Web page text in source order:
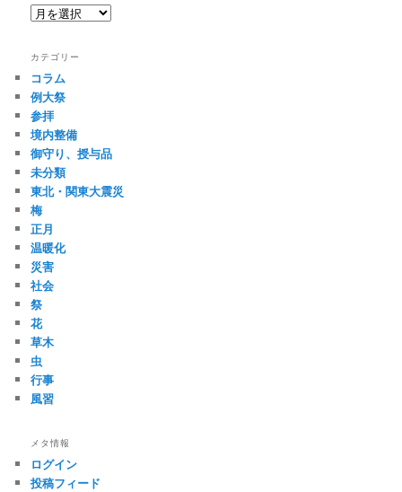
ア
イ
ブ
カテゴリー
コラム
例大祭
参拝
境内整備
御守り、授与品
未分類
東北・関東大震災
梅
正月
温暖化
災害
社会
祭
花
草木
虫
行事
風習
メタ情報
ログイン
投稿フィード